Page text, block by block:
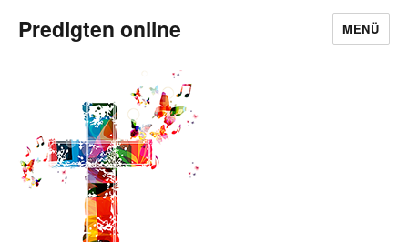
Predigten online MENÜ